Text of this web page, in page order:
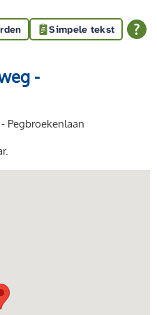
Simpele tekst
-
Pegbroekenlaan